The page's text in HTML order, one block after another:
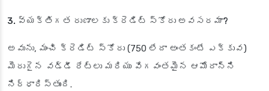
3. వ్యక్తిగత రుణాలకు క్రెడిట్ స్కోరు అవసరమా?
అవును, మంచి క్రెడిట్ స్కోరు (750 లేదా అంతకంటే ఎక్కువ)
మెరుగైన వడ్డీ రేట్లు మరియు వేగవంతమైన ఆమోదాన్ని
నిర్ధారిస్తుంది.